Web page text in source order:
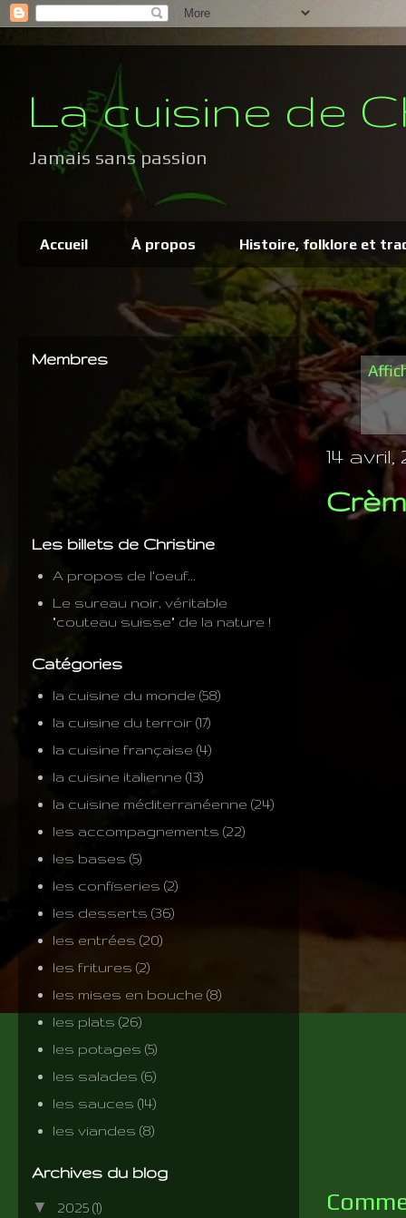
La cuisine de
Jamais sans passion
Accueil À propos Histoire, folklore et
14 avril,
Membres
Les billets de Christine
A propos de l'oeuf...
Le sureau noir, véritable
"couteau suisse" de la nature !
Catégories
la cuisine du monde (58)
la cuisine du terroir (17)
la cuisine française (4)
la cuisine italienne (13)
la cuisine méditerranéenne (24)
les accompagnements (22)
les bases (5)
les confiseries (2)
les desserts (36)
les entrées (20)
les fritures (2)
les mises en bouche (8)
les plats (26)
les potages (5)
les salades (6)
les sauces (14)
les viandes (8)
Archives du blog
▼ 2025 (1)